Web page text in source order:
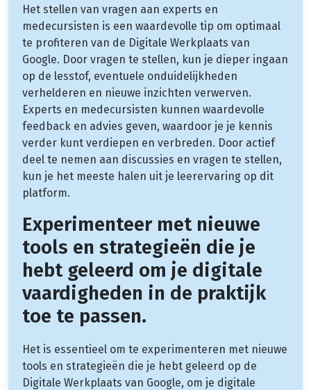
Het stellen van vragen aan experts en
medecursisten is een waardevolle tip om optimaal
te profiteren van de Digitale Werkplaats van
Google. Door vragen te stellen, kun je dieper ingaan
op de lesstof, eventuele onduidelijkheden
verhelderen en nieuwe inzichten verwerven.
Experts en medecursisten kunnen waardevolle
feedback en advies geven, waardoor je je kennis
verder kunt verdiepen en verbreden. Door actief
deel te nemen aan discussies en vragen te stellen,
kun je het meeste halen uit je leerervaring op dit
platform.
Experimenteer met nieuwe
tools en strategieën die je
hebt geleerd om je digitale
vaardigheden in de praktijk
toe te passen.
Het is essentieel om te experimenteren met nieuwe
tools en strategieën die je hebt geleerd op de
Digitale Werkplaats van Google, om je digitale